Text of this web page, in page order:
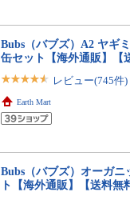
Bubs（バブズ）A2 ヤギ
缶セット【海外通販】【
レビュー(745件)
Earth Mart
Bubs（バブズ）オーガニ
ト【海外通販】【送料無